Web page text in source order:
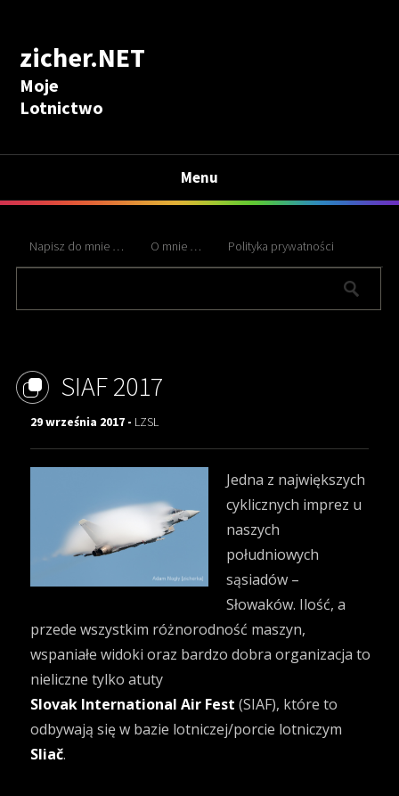
zicher.NET
Moje
Lotnictwo
Menu
Napisz do mnie … O mnie … Polityka prywatności
SIAF 2017
29 września 2017 - LZSL
Jedna z największych
cyklicznych imprez u
naszych
południowych
sąsiadów –
Słowaków. Ilość, a
przede wszystkim różnorodność maszyn,
wspaniałe widoki oraz bardzo dobra organizacja to
nieliczne tylko atuty
Slovak International Air Fest (SIAF), które to
odbywają się w bazie lotniczej/porcie lotniczym
Sliač.